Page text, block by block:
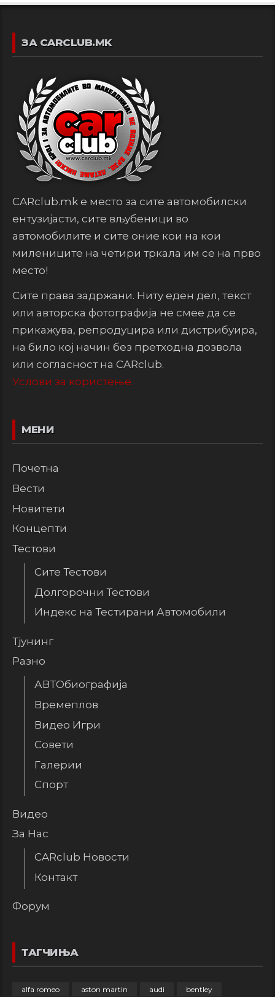
ЗА CARCLUB.MK
CARclub.mk е место за сите автомобилски
ентузијасти, сите вљубеници во
автомобилите и сите оние кои на кои
милениците на четири тркала им се на прво
место!
Сите права задржани. Ниту еден дел, текст
или авторска фотографија не смее да се
прикажува, репродуцира или дистрибуира,
на било кој начин без претходна дозвола
или согласност на CARclub.
Услови за користење.
МЕНИ
Почетна
Вести
Новитети
Концепти
Тестови
Сите Тестови
Долгорочни Тестови
Индекс на Тестирани Автомобили
Тјунинг
Разно
АВТОбиографија
Времеплов
Видео Игри
Совети
Галерии
Спорт
Видео
За Нас
CARclub Новости
Контакт
Форум
ТАГЧИЊА
alfa romeo aston martin audi bentley